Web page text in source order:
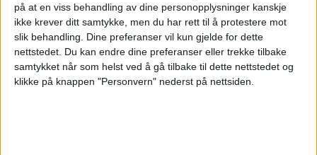
på at en viss behandling av dine personopplysninger kanskje
ikke krever ditt samtykke, men du har rett til å protestere mot
slik behandling. Dine preferanser vil kun gjelde for dette
nettstedet. Du kan endre dine preferanser eller trekke tilbake
samtykket når som helst ved å gå tilbake til dette nettstedet og
klikke på knappen "Personvern" nederst på nettsiden.
Rekefisker Sigurd-Andre Kristoffersen.
Foto:
Privat
Blant de 63 forslagene fiskeriministeren